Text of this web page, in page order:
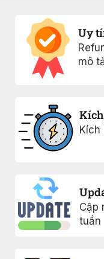
Uy
mô
Cập
tuần